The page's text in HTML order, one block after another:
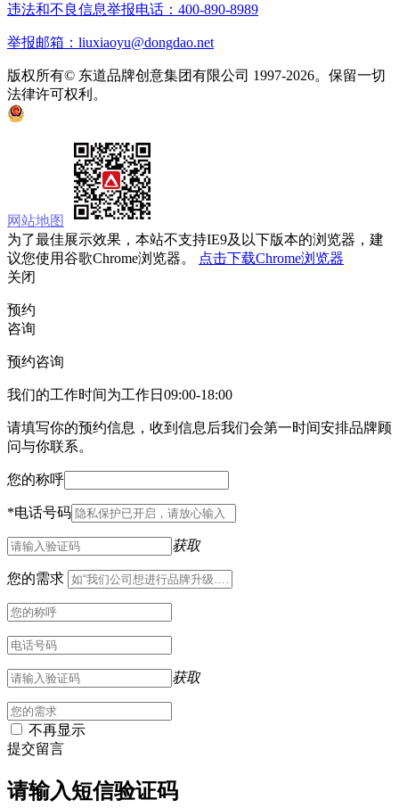
违法和不良信息举报电话：400-890-8989
举报邮箱：liuxiaoyu@dongdao.net
版权所有© 东道品牌创意集团有限公司 1997-2026。保留一切
法律许可权利。
网站地图
为了最佳展示效果，本站不支持IE9及以下版本的浏览器，建
议您使用谷歌Chrome浏览器。
点击下载Chrome浏览器
关闭
预约
咨询
预约咨询
我们的工作时间为工作日09:00-18:00
请填写你的预约信息，收到信息后我们会第一时间安排品牌顾
问与你联系。
您的称呼
*电话号码
获取
您的需求
获取
不再显示
提交留言
请输入短信验证码